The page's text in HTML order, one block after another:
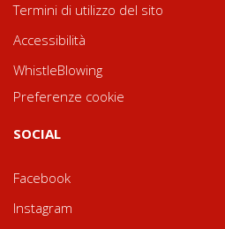
Termini di utilizzo del sito
Accessibilità
WhistleBlowing
Preferenze cookie
SOCIAL
Facebook
Instagram